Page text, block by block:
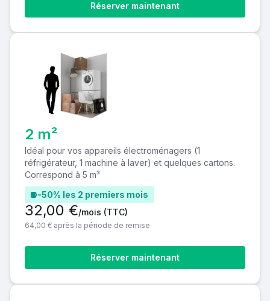
Réserver maintenant
2 m²
Idéal pour vos appareils électroménagers (1
réfrigérateur, 1 machine à laver) et quelques cartons.
Correspond à 5 m³
-50% les 2 premiers mois
Réserver maintenant
32,00 €/mois (TTC)
64,00 € après la période de remise